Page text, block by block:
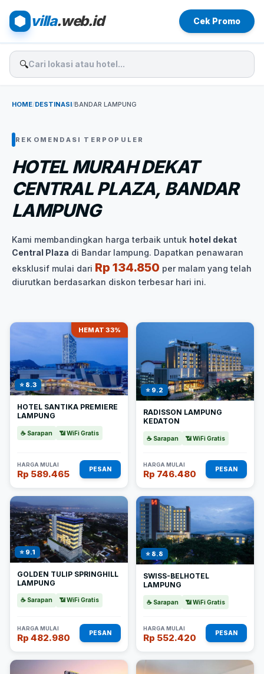
villa.web.id Cek Promo
🔍
HOME/DESTINASI/BANDAR LAMPUNG
REKOMENDASI TERPOPULER
HOTEL MURAH DEKAT
CENTRAL PLAZA, BANDAR
LAMPUNG
Kami membandingkan harga terbaik untuk hotel dekat
Central Plaza di Bandar lampung. Dapatkan penawaran
eksklusif mulai dari Rp 134.850 per malam yang telah
diurutkan berdasarkan diskon terbesar hari ini.
HEMAT 33%
⭐ 8.3
HOTEL SANTIKA PREMIERE
LAMPUNG
☕ Sarapan 📶 WiFi Gratis
HARGA MULAI
Rp 589.465 PESAN
⭐ 9.2
RADISSON LAMPUNG
KEDATON
☕ Sarapan 📶 WiFi Gratis
HARGA MULAI
Rp 746.480 PESAN
⭐ 9.1
GOLDEN TULIP SPRINGHILL
LAMPUNG
☕ Sarapan 📶 WiFi Gratis
HARGA MULAI
Rp 482.980 PESAN
⭐ 8.8
SWISS-BELHOTEL
LAMPUNG
☕ Sarapan 📶 WiFi Gratis
HARGA MULAI
Rp 552.420 PESAN